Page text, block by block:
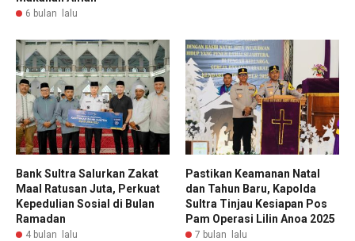
6 bulan lalu
Bank Sultra Salurkan Zakat
Maal Ratusan Juta, Perkuat
Kepedulian Sosial di Bulan
Ramadan
4 bulan lalu
Pastikan Keamanan Natal
dan Tahun Baru, Kapolda
Sultra Tinjau Kesiapan Pos
Pam Operasi Lilin Anoa 2025
7 bulan lalu